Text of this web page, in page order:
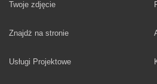
Twoje zdjęcie
Znajdż na stronie
Usługi Projektowe